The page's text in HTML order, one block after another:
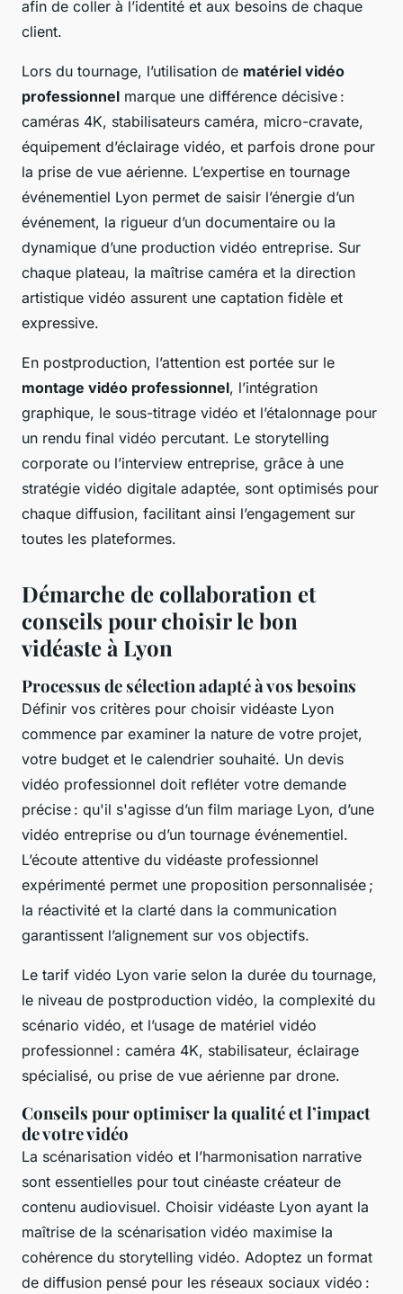
afin de coller à l’identité et aux besoins de chaque
client.
Lors du tournage, l’utilisation de matériel vidéo
professionnel marque une différence décisive :
caméras 4K, stabilisateurs caméra, micro-cravate,
équipement d’éclairage vidéo, et parfois drone pour
la prise de vue aérienne. L’expertise en tournage
événementiel Lyon permet de saisir l’énergie d’un
événement, la rigueur d’un documentaire ou la
dynamique d’une production vidéo entreprise. Sur
chaque plateau, la maîtrise caméra et la direction
artistique vidéo assurent une captation fidèle et
expressive.
En postproduction, l’attention est portée sur le
montage vidéo professionnel, l’intégration
graphique, le sous-titrage vidéo et l’étalonnage pour
un rendu final vidéo percutant. Le storytelling
corporate ou l’interview entreprise, grâce à une
stratégie vidéo digitale adaptée, sont optimisés pour
chaque diffusion, facilitant ainsi l’engagement sur
toutes les plateformes.
Démarche de collaboration et
conseils pour choisir le bon
vidéaste à Lyon
Processus de sélection adapté à vos besoins
Définir vos critères pour choisir vidéaste Lyon
commence par examiner la nature de votre projet,
votre budget et le calendrier souhaité. Un devis
vidéo professionnel doit refléter votre demande
précise : qu'il s'agisse d’un film mariage Lyon, d’une
vidéo entreprise ou d’un tournage événementiel.
L’écoute attentive du vidéaste professionnel
expérimenté permet une proposition personnalisée ;
la réactivité et la clarté dans la communication
garantissent l’alignement sur vos objectifs.
Le tarif vidéo Lyon varie selon la durée du tournage,
le niveau de postproduction vidéo, la complexité du
scénario vidéo, et l’usage de matériel vidéo
professionnel : caméra 4K, stabilisateur, éclairage
spécialisé, ou prise de vue aérienne par drone.
Conseils pour optimiser la qualité et l’impact
de votre vidéo
La scénarisation vidéo et l’harmonisation narrative
sont essentielles pour tout cinéaste créateur de
contenu audiovisuel. Choisir vidéaste Lyon ayant la
maîtrise de la scénarisation vidéo maximise la
cohérence du storytelling vidéo. Adoptez un format
de diffusion pensé pour les réseaux sociaux vidéo :